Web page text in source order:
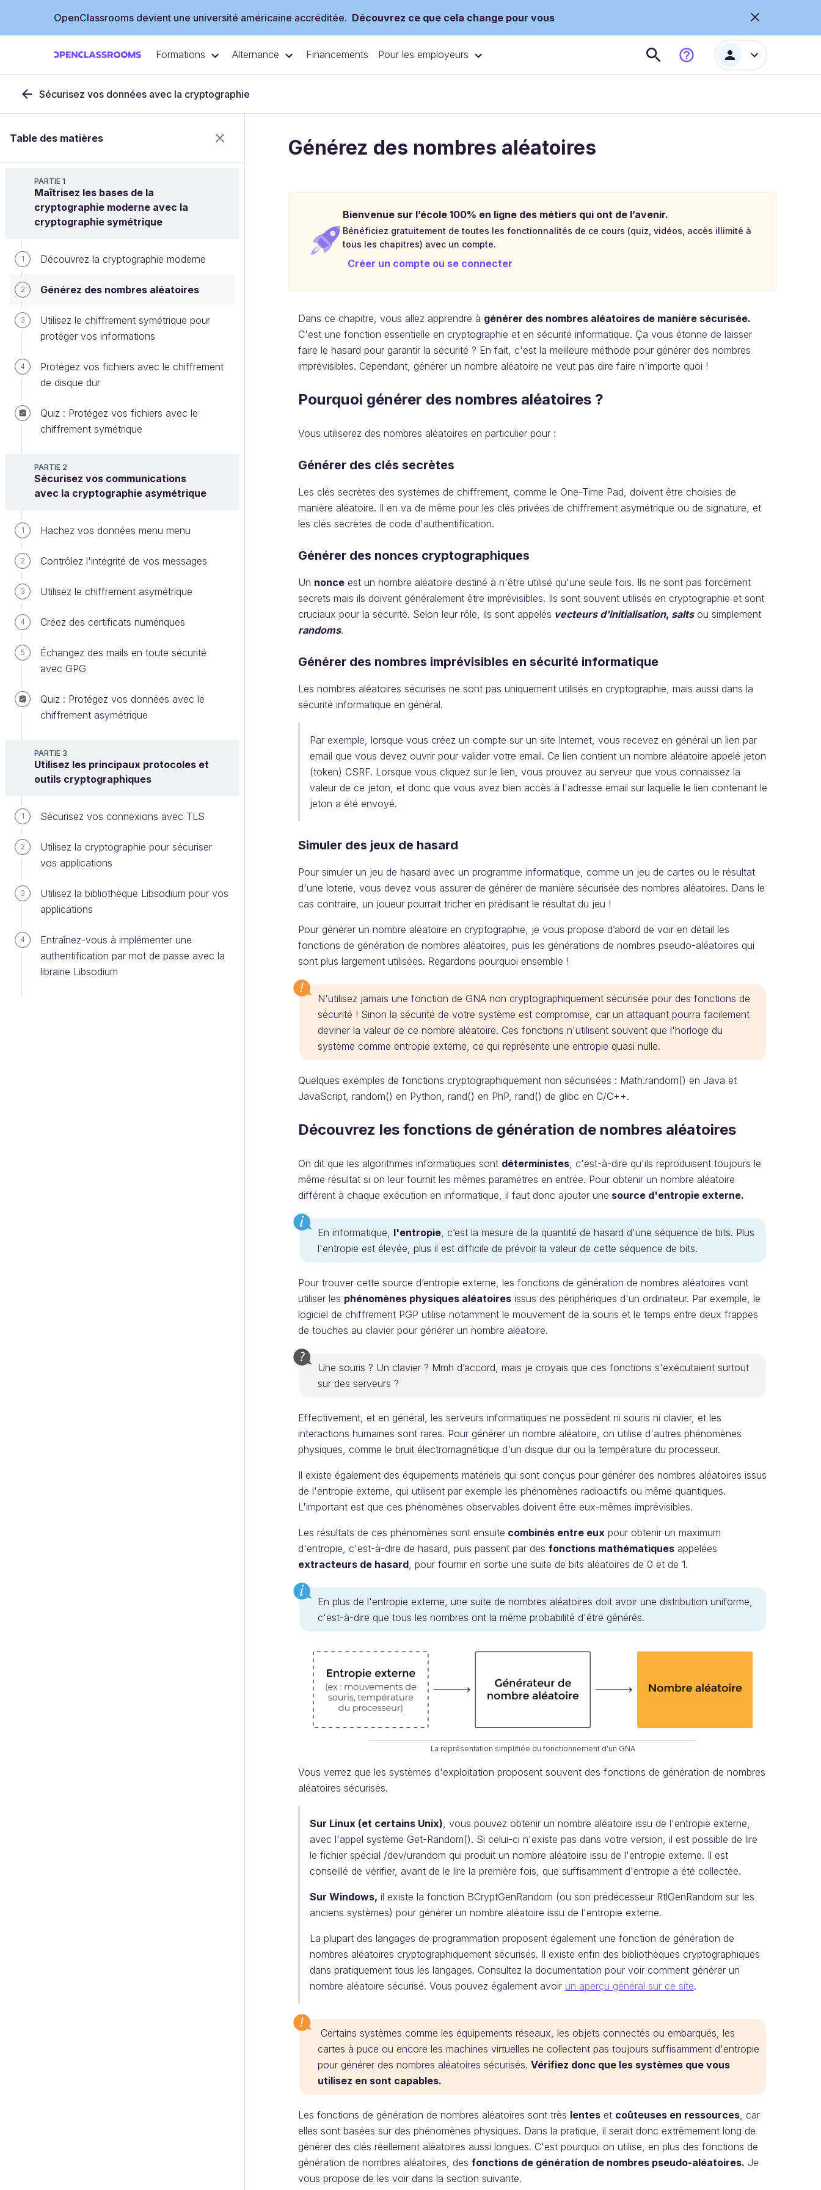
OpenClassrooms devient une université américaine accréditée. Découvrez ce que cela change pour vous
Formations Alternance Financements Pour les employeurs
Sécurisez vos données avec la cryptographie
Table des matières
PARTIE 1
Maîtrisez les bases de la
cryptographie moderne avec la
cryptographie symétrique
1 Découvrez la cryptographie moderne
2 Générez des nombres aléatoires
3
Utilisez le chiffrement symétrique pour
protéger vos informations
4
Protégez vos fichiers avec le chiffrement
de disque dur
Quiz : Protégez vos fichiers avec le
chiffrement symétrique
PARTIE 2
Sécurisez vos communications
avec la cryptographie asymétrique
1 Hachez vos données menu menu
2 Contrôlez l'intégrité de vos messages
3 Utilisez le chiffrement asymétrique
4 Créez des certificats numériques
5
Échangez des mails en toute sécurité
avec GPG
Quiz : Protégez vos données avec le
chiffrement asymétrique
PARTIE 3
Utilisez les principaux protocoles et
outils cryptographiques
1 Sécurisez vos connexions avec TLS
2
Utilisez la cryptographie pour sécuriser
vos applications
3
Utilisez la bibliothèque Libsodium pour vos
applications
4
Entraînez-vous à implémenter une
authentification par mot de passe avec la
librairie Libsodium
Générez des nombres aléatoires
Bienvenue sur l’école 100% en ligne des métiers qui ont de l’avenir.
Bénéficiez gratuitement de toutes les fonctionnalités de ce cours (quiz, vidéos, accès illimité à
tous les chapitres) avec un compte.
Créer un compte ou se connecter
Dans ce chapitre, vous allez apprendre à générer des nombres aléatoires de manière sécurisée.
C'est une fonction essentielle en cryptographie et en sécurité informatique. Ça vous étonne de laisser
faire le hasard pour garantir la sécurité ? En fait, c'est la meilleure méthode pour générer des nombres
imprévisibles. Cependant, générer un nombre aléatoire ne veut pas dire faire n'importe quoi !
Pourquoi générer des nombres aléatoires ?
Vous utiliserez des nombres aléatoires en particulier pour :
Générer des clés secrètes
Les clés secrètes des systèmes de chiffrement, comme le One-Time Pad, doivent être choisies de
manière aléatoire. Il en va de même pour les clés privées de chiffrement asymétrique ou de signature, et
les clés secrètes de code d'authentification.
Générer des nonces cryptographiques
Un nonce est un nombre aléatoire destiné à n'être utilisé qu'une seule fois. Ils ne sont pas forcément
secrets mais ils doivent généralement être imprévisibles. Ils sont souvent utilisés en cryptographie et sont
cruciaux pour la sécurité. Selon leur rôle, ils sont appelés vecteurs d'initialisation, saltsou simplement
randoms.
Générer des nombres imprévisibles en sécurité informatique
Les nombres aléatoires sécurisés ne sont pas uniquement utilisés en cryptographie, mais aussi dans la
sécurité informatique en général.
Par exemple, lorsque vous créez un compte sur un site Internet, vous recevez en général un lien par
email que vous devez ouvrir pour valider votre email. Ce lien contient un nombre aléatoire appelé jeton
(token) CSRF. Lorsque vous cliquez sur le lien, vous prouvez au serveur que vous connaissez la
valeur de ce jeton, et donc que vous avez bien accès à l'adresse email sur laquelle le lien contenant le
jeton a été envoyé.
Simuler des jeux de hasard
Pour simuler un jeu de hasard avec un programme informatique, comme un jeu de cartes ou le résultat
d'une loterie, vous devez vous assurer de générer de manière sécurisée des nombres aléatoires. Dans le
cas contraire, un joueur pourrait tricher en prédisant le résultat du jeu !
Pour générer un nombre aléatoire en cryptographie, je vous propose d’abord de voir en détail les
fonctions de génération de nombres aléatoires, puis les générations de nombres pseudo-aléatoires qui
sont plus largement utilisées. Regardons pourquoi ensemble !
N'utilisez jamais une fonction de GNA non cryptographiquement sécurisée pour des fonctions de
sécurité ! Sinon la sécurité de votre système est compromise, car un attaquant pourra facilement
deviner la valeur de ce nombre aléatoire. Ces fonctions n'utilisent souvent que l'horloge du
système comme entropie externe, ce qui représente une entropie quasi nulle.
Quelques exemples de fonctions cryptographiquement non sécurisées : Math.random() en Java et
JavaScript, random() en Python, rand() en PhP, rand() de glibc en C/C++.
Découvrez les fonctions de génération de nombres aléatoires
On dit que les algorithmes informatiques sont déterministes, c'est-à-dire qu'ils reproduisent toujours le
même résultat si on leur fournit les mêmes paramètres en entrée. Pour obtenir un nombre aléatoire
différent à chaque exécution en informatique, il faut donc ajouter une source d'entropie externe.
En informatique, l'entropie, c’est la mesure de la quantité de hasard d'une séquence de bits. Plus
l'entropie est élevée, plus il est difficile de prévoir la valeur de cette séquence de bits.
Pour trouver cette source d’entropie externe, les fonctions de génération de nombres aléatoires vont
utiliser les phénomènes physiques aléatoires issus des périphériques d'un ordinateur. Par exemple, le
logiciel de chiffrement PGP utilise notamment le mouvement de la souris et le temps entre deux frappes
de touches au clavier pour générer un nombre aléatoire.
Une souris ? Un clavier ? Mmh d’accord, mais je croyais que ces fonctions s'exécutaient surtout
sur des serveurs ?
Effectivement, et en général, les serveurs informatiques ne possèdent ni souris ni clavier, et les
interactions humaines sont rares. Pour générer un nombre aléatoire, on utilise d'autres phénomènes
physiques, comme le bruit électromagnétique d'un disque dur ou la température du processeur.
Il existe également des équipements matériels qui sont conçus pour générer des nombres aléatoires issus
de l'entropie externe, qui utilisent par exemple les phénomènes radioactifs ou même quantiques.
L'important est que ces phénomènes observables doivent être eux-mêmes imprévisibles.
Les résultats de ces phénomènes sont ensuite combinés entre eux pour obtenir un maximum
d'entropie, c'est-à-dire de hasard, puis passent par des fonctions mathématiques appelées
extracteurs de hasard, pour fournir en sortie une suite de bits aléatoires de 0 et de 1.
En plus de l'entropie externe, une suite de nombres aléatoires doit avoir une distribution uniforme,
c'est-à-dire que tous les nombres ont la même probabilité d'être générés.
La représentation simplifiée du fonctionnement d'un GNA
Vous verrez que les systèmes d'exploitation proposent souvent des fonctions de génération de nombres
aléatoires sécurisés.
Sur Linux (et certains Unix), vous pouvez obtenir un nombre aléatoire issu de l'entropie externe,
avec l'appel système Get-Random(). Si celui-ci n'existe pas dans votre version, il est possible de lire
le fichier spécial /dev/urandom qui produit un nombre aléatoire issu de l'entropie externe. Il est
conseillé de vérifier, avant de le lire la première fois, que suffisamment d'entropie a été collectée.
Sur Windows, il existe la fonction BCryptGenRandom (ou son prédécesseur RtlGenRandom sur les
anciens systèmes) pour générer un nombre aléatoire issu de l'entropie externe.
La plupart des langages de programmation proposent également une fonction de génération de
nombres aléatoires cryptographiquement sécurisés. Il existe enfin des bibliothèques cryptographiques
dans pratiquement tous les langages. Consultez la documentation pour voir comment générer un
nombre aléatoire sécurisé. Vous pouvez également avoir un aperçu général sur ce site.
Certains systèmes comme les équipements réseaux, les objets connectés ou embarqués, les
cartes à puce ou encore les machines virtuelles ne collectent pas toujours suffisamment d'entropie
pour générer des nombres aléatoires sécurisés. Vérifiez donc que les systèmes que vous
utilisez en sont capables.
Les fonctions de génération de nombres aléatoires sont très lentes et coûteuses en ressources, car
elles sont basées sur des phénomènes physiques. Dans la pratique, il serait donc extrêmement long de
générer des clés réellement aléatoires aussi longues. C'est pourquoi on utilise, en plus des fonctions de
génération de nombres aléatoires, des fonctions de génération de nombres pseudo-aléatoires. Je
vous propose de les voir dans la section suivante.